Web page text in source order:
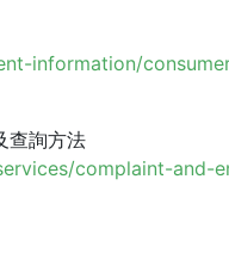
information/
查詢方法
complaint-and-